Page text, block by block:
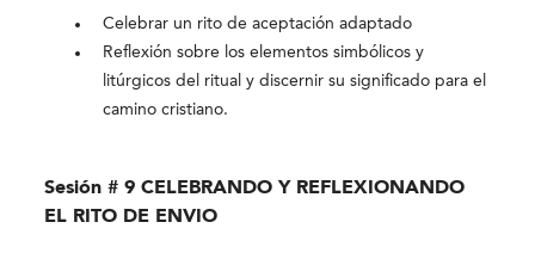
Celebrar un rito de aceptación adaptado
Reflexión sobre los elementos simbólicos y
litúrgicos del ritual y discernir su significado para el
camino cristiano.
Sesión # 9 CELEBRANDO Y REFLEXIONANDO
EL RITO DE ENVIO